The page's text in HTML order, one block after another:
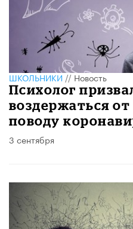
ШКОЛЬНИКИ//Новость
Психолог
воздержаться
поводу
3 сентября